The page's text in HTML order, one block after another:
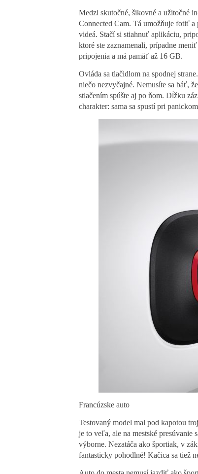
Medzi skutočné, šikovné a užitočné
Connected Cam. Tá umožňuje fotiť a
videá. Stačí si stiahnuť aplikáciu,
ktoré ste zaznamenali, prípadne
pripojenia a má pamäť až 16 GB.
Ovláda sa tlačidlom na spodnej
niečo nezvyčajné. Nemusíte sa báť,
stlačením spúšte aj po ňom. Dĺžku
charakter: sama sa spustí pri
Francúzske auto
Testovaný model mal pod kapotou
je to veľa, ale na mestské presúvanie
výborne. Nezatáča ako športiak, v
fantasticky pohodlné! Kačica sa tiež